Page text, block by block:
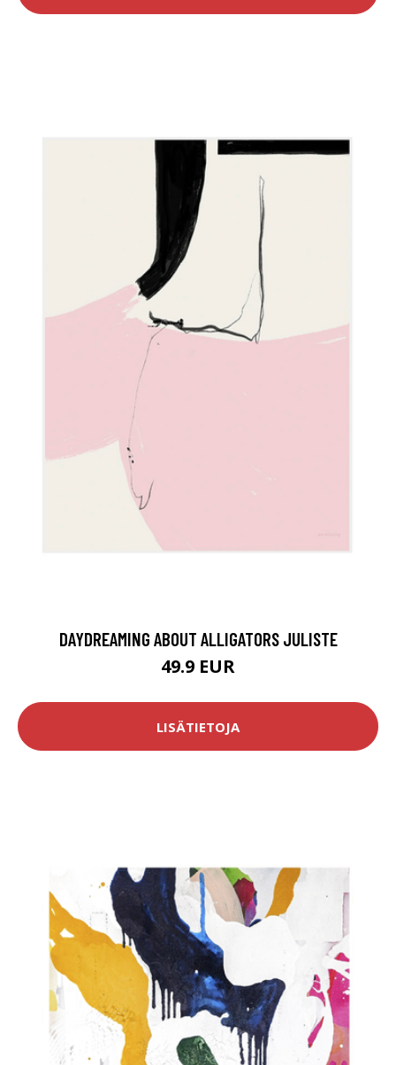
DAYDREAMING ABOUT ALLIGATORS JULISTE
49.9 EUR
LISÄTIETOJA